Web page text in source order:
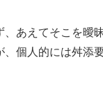
、あえてそこを曖
、個人的には舛添